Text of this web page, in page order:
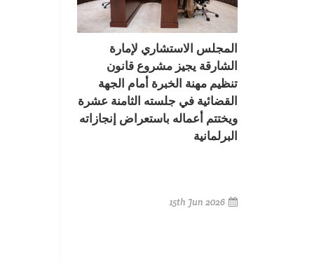
المجلس الاستشاري لإمارة
الشارقة يجيز مشروع قانون
تنظيم مهنة الخبرة أمام الجهة
القضائية في جلسته الثامنة عشرة
ويختتم أعماله باستعراض إنجازاته
البرلمانية